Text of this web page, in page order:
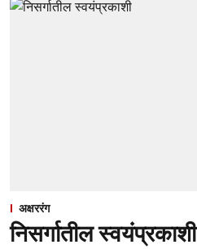
अक्षररंग
निसर्गातील स्वयंप्रकाशी